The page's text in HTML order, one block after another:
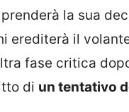
la sua
erediterà il
fase critica
di un tentativo